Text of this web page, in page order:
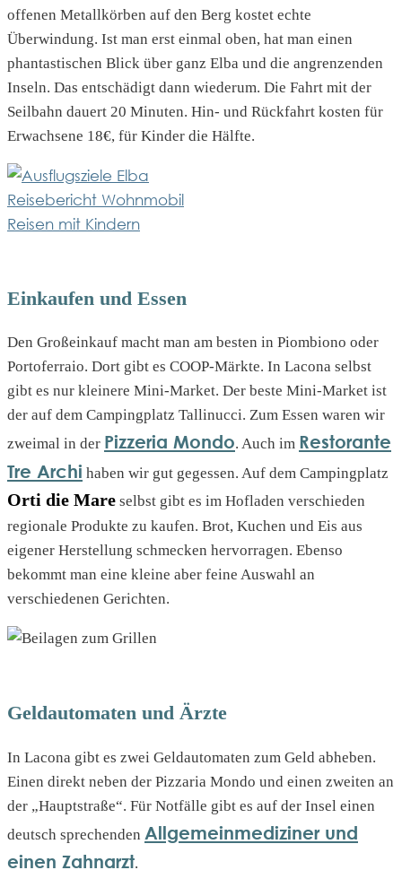
offenen Metallkörben auf den Berg kostet echte
Überwindung. Ist man erst einmal oben, hat man einen
phantastischen Blick über ganz Elba und die angrenzenden
Inseln. Das entschädigt dann wiederum. Die Fahrt mit der
Seilbahn dauert 20 Minuten. Hin- und Rückfahrt kosten für
Erwachsene 18€, für Kinder die Hälfte.
Einkaufen und Essen
Den Großeinkauf macht man am besten in Piombiono oder
Portoferraio. Dort gibt es COOP-Märkte. In Lacona selbst
gibt es nur kleinere Mini-Market. Der beste Mini-Market ist
der auf dem Campingplatz Tallinucci. Zum Essen waren wir
zweimal in der Pizzeria Mondo. Auch im Restorante
Tre Archi haben wir gut gegessen. Auf dem Campingplatz
Orti die Mare selbst gibt es im Hofladen verschieden
regionale Produkte zu kaufen. Brot, Kuchen und Eis aus
eigener Herstellung schmecken hervorragen. Ebenso
bekommt man eine kleine aber feine Auswahl an
verschiedenen Gerichten.
Geldautomaten und Ärzte
In Lacona gibt es zwei Geldautomaten zum Geld abheben.
Einen direkt neben der Pizzaria Mondo und einen zweiten an
der „Hauptstraße“. Für Notfälle gibt es auf der Insel einen
deutsch sprechenden Allgemeinmediziner und
einen Zahnarzt.